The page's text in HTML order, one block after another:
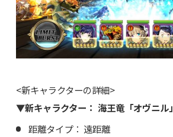
<新キャラクターの詳細>
▼新キャラクター： 海王竜「オヴニル」
距離タイプ： 遠距離